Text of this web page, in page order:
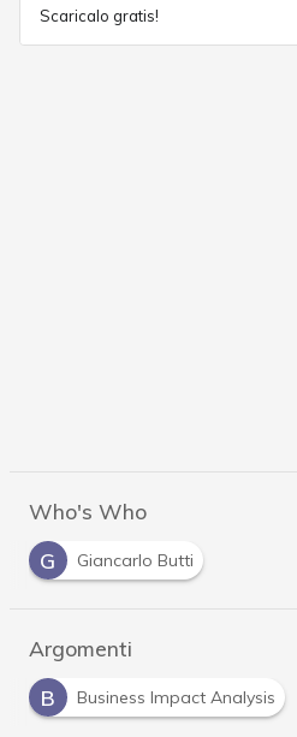
Scaricalo gratis!
Who's Who
G
Giancarlo Butti
Argomenti
G
Gdpr I infrastrutture